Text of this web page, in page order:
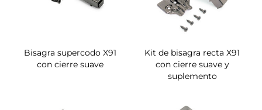
Bisagra supercodo X91
con cierre suave
Kit de bisagra recta X91
con cierre suave y
suplemento